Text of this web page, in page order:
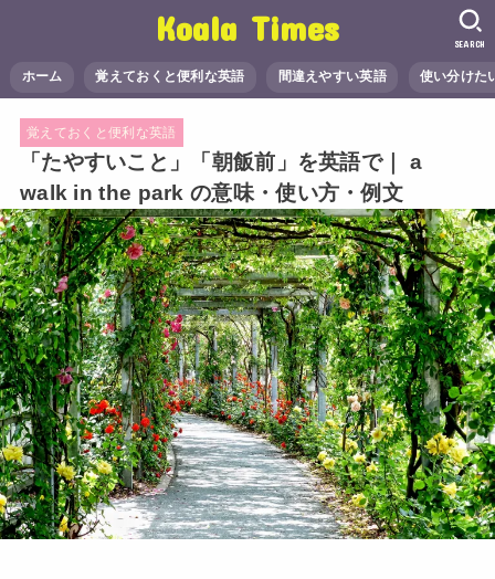
Koala Times
ホーム 覚えておくと便利な英語 間違えやすい英語 使い分けた
SEARCH
覚えておくと便利な英語
「たやすいこと」「朝飯前」を英語で｜ a
walk in the park の意味・使い方・例文